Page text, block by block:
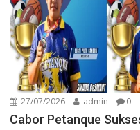
27/07/2026 admin 0
Cabor Petanque